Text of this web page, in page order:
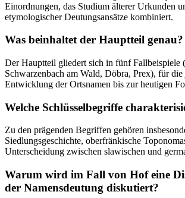
Einordnungen, das Studium älterer Urkunden
etymologischer Deutungsansätze kombiniert.
Was beinhaltet der Hauptteil genau?
Der Hauptteil gliedert sich in fünf Fallbeispiele
Schwarzenbach am Wald, Döbra, Prex), für
Entwicklung der Ortsnamen bis zur heutigen
Welche Schlüsselbegriffe
Zu den prägenden Begriffen gehören
Siedlungsgeschichte, oberfränkische
Unterscheidung zwischen slawischen und
Warum wird im Fall von Hof eine
der Namensdeutung diskutiert?